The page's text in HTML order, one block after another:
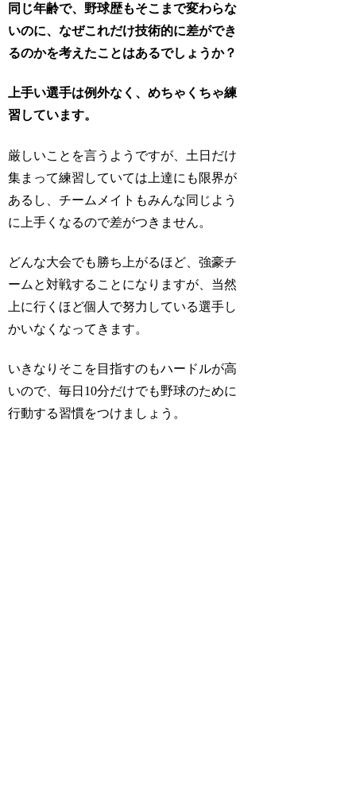
同じ年齢で、野球歴もそこまで変わらな
いのに、なぜこれだけ技術的に差ができ
るのかを考えたことはあるでしょうか？
上手い選手は例外なく、めちゃくちゃ練
習しています。
厳しいことを言うようですが、土日だけ
集まって練習していては上達にも限界が
あるし、チームメイトもみんな同じよう
に上手くなるので差がつきません。
どんな大会でも勝ち上がるほど、強豪チ
ームと対戦することになりますが、当然
上に行くほど個人で努力している選手し
かいなくなってきます。
いきなりそこを目指すのもハードルが高
いので、毎日10分だけでも野球のために
行動する習慣をつけましょう。